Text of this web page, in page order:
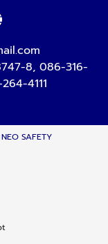
8, 086-316-
4111
SAFETY